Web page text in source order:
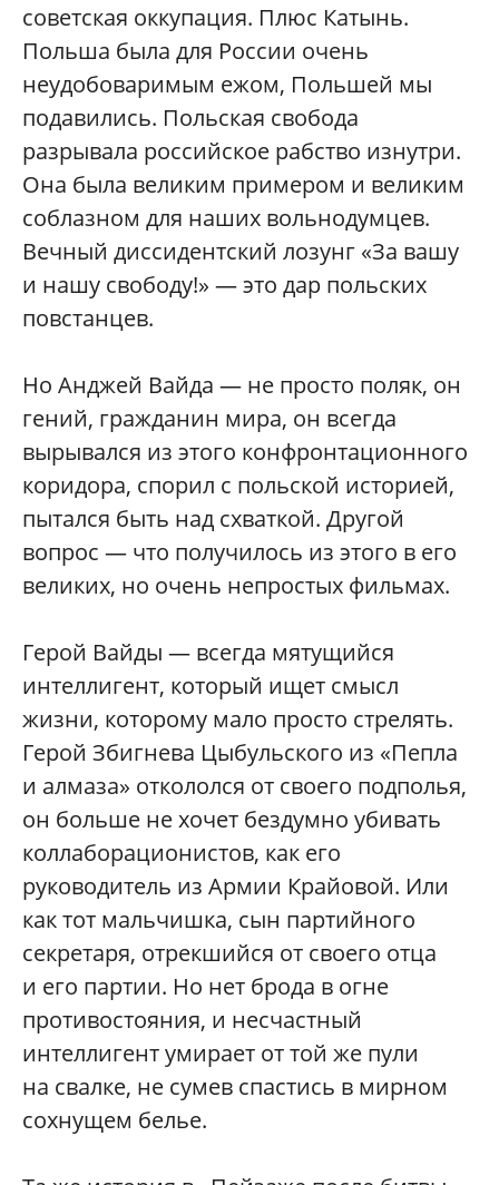
советская оккупация. Плюс Катынь.
Польша была для России очень
неудобоваримым ежом, Польшей мы
подавились. Польская свобода
разрывала российское рабство изнутри.
Она была великим примером и великим
соблазном для наших вольнодумцев.
Вечный диссидентский лозунг «За вашу
и нашу свободу!» — это дар польских
повстанцев.
Но Анджей Вайда — не просто поляк, он
гений, гражданин мира, он всегда
вырывался из этого конфронтационного
коридора, спорил с польской историей,
пытался быть над схваткой. Другой
вопрос — что получилось из этого в его
великих, но очень непростых фильмах.
Герой Вайды — всегда мятущийся
интеллигент, который ищет смысл
жизни, которому мало просто стрелять.
Герой Збигнева Цыбульского из «Пепла
и алмаза» откололся от своего подполья,
он больше не хочет бездумно убивать
коллаборационистов, как его
руководитель из Армии Крайовой. Или
как тот мальчишка, сын партийного
секретаря, отрекшийся от своего отца
и его партии. Но нет брода в огне
противостояния, и несчастный
интеллигент умирает от той же пули
на свалке, не сумев спастись в мирном
сохнущем белье.